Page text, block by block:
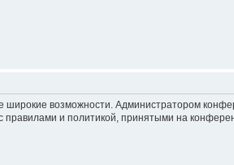
возможности. Администратором
правилами и политикой, принятыми на